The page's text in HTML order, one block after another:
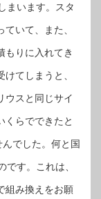
まいます。スタ
いて、また、
もりに入れてき
てしまうと、
ウスと同じサイ
くらでできたと
でした。何と国
す。これは、
組み換えをお願